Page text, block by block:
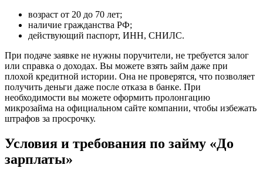
возраст от 20 до 70 лет;
наличие гражданства РФ;
действующий паспорт, ИНН, СНИЛС.
При подаче заявке не нужны поручители, не требуется залог
или справка о доходах. Вы можете взять займ даже при
плохой кредитной истории. Она не проверятся, что позволяет
получить деньги даже после отказа в банке. При
необходимости вы можете оформить пролонгацию
микрозайма на официальном сайте компании, чтобы избежать
штрафов за просрочку.
Условия и требования по займу «До
зарплаты»